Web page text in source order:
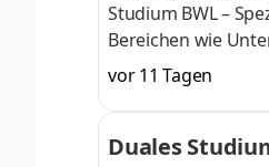
Studium BWL –
Bereichen wie
Finanzexpertin. Du
Deine
Numerus clausus
praxisnahen
vor 11 Tagen
Duales